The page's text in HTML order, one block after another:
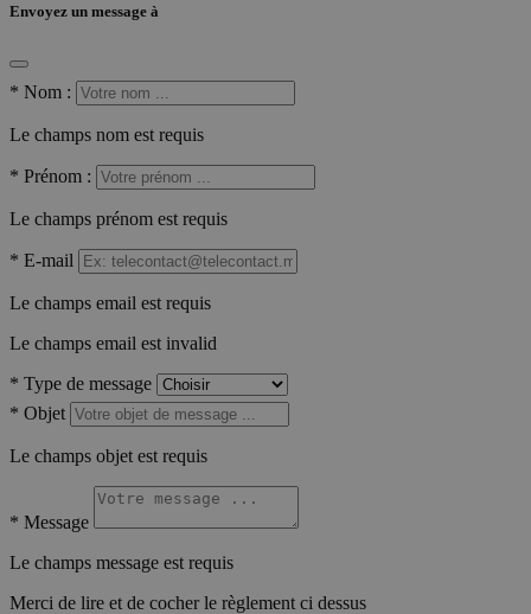
Envoyez un message à
* Nom :
Le champs nom est requis
* Prénom :
Le champs prénom est requis
* E-mail
Le champs email est requis
Le champs email est invalid
* Type de message
* Objet
Le champs objet est requis
* Message
Le champs message est requis
Merci de lire et de cocher le règlement ci dessus